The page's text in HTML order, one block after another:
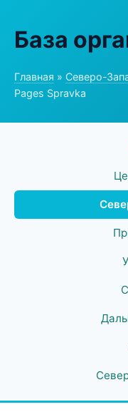
База
Главная » Северо-
Pages Spravka